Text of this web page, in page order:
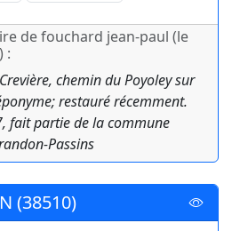
de fouchard jean-paul (le
:
chemin du Poyoley sur
restauré récemment.
fait partie de la commune
Passins
(38510)